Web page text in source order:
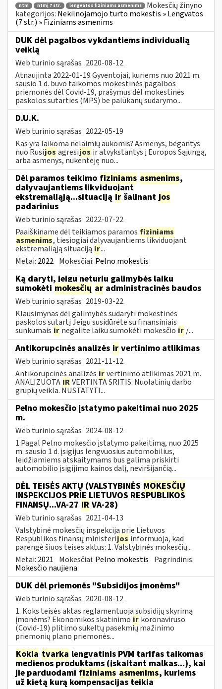
ntm ntmį 7 str. lengvatos fiziniams asmenims
Mokesčių žinyno
kategorijos: Nekilnojamojo turto mokestis » Lengvatos
(7 str.) » Fiziniams asmenims
DUK dėl pagalbos vykdantiems individualią
veiklą
Web turinio sąrašas 2020-08-12
Atnaujinta 2022-01-19 Gyventojai, kuriems nuo 2021 m.
sausio 1 d. buvo taikomos mokestinės pagalbos
priemonės dėl Covid-19, prašymus dėl mokestinės
paskolos sutarties (MPS) be palūkanų sudarymo...
D.U.K.
Web turinio sąrašas 2022-05-19
Kas yra laikoma nelaimių aukomis? Asmenys, bėgantys
nuo Rusijos agresijos ir atvykstantys į Europos Sąjungą,
arba asmenys, nukentėję nuo...
Dėl paramos teikimo fiziniams asmenims,
dalyvaujantiems likviduojant
ekstremaliąją...situaciją ir šalinant jos
padarinius
Web turinio sąrašas 2022-07-22
Paaiškiname dėl teikiamos paramos fiziniams
asmenims, tiesiogiai dalyvaujantiems likviduojant
ekstremaliąją situaciją ir...
Metai: 2022 Mokesčiai: Pelno mokestis
Ką daryti, jeigu neturiu galimybės laiku
sumokėti mokesčių ar administracinės baudos
Web turinio sąrašas 2019-03-22
Klausimynas dėl galimybės sudaryti mokestinės
paskolos sutartį Jeigu susidūrėte su finansiniais
sunkumais ir negalite laiku sumokėti mokesčio ir /...
Antikorupcinės analizės ir vertinimo atlikimas
Web turinio sąrašas 2021-11-12
Antikorupcinės analizės irvertinimo atlikimas 2021 m.
ANALIZUOTA IRVERTINTA SRITIS: Nuolatinių darbo
grupių veikla. NUSTATYTI...
Pelno mokesčio įstatymo pakeitimai nuo 2025
m.
Web turinio sąrašas 2024-08-12
1.Pagal Pelno mokesčio įstatymo pakeitimą, nuo 2025
m. sausio 1 d. įsigijus lengvuosius automobilius,
leidžiamiems atskaitymams bus galima priskirti
automobilio įsigijimo kainos dalį, neviršijančią...
DĖL TEISĖS AKTŲ (VALSTYBINĖS MOKESČIŲ
INSPEKCIJOS PRIE LIETUVOS RESPUBLIKOS
FINANSŲ...VA-27 IR VA-28)
Web turinio sąrašas 2021-04-13
Valstybinė mokesčių inspekcija prie Lietuvos
Respublikos finansų ministerijos informuoja, kad
parengė šiuos teisės aktus: 1. Valstybinės mokesčių...
Metai: 2021 Mokesčiai: Pelno mokestis Pagrindinis:
Mokesčio naujiena
DUK dėl priemonės "Subsidijos įmonėms"
Web turinio sąrašas 2020-08-12
1. Koks teisės aktas reglamentuoja subsidijų skyrimą
įmonėms? Ekonomikos skatinimo ir koronaviruso
(Covid-19) plitimo sukeltų pasekmių mažinimo
priemonių plano priemonės...
Kokia tvarka lengvatinis PVM tarifas taikomas
medienos produktams (įskaitant malkas...), kai
jie parduodami fiziniams asmenims, kuriems
už kietą kurą kompensacijas teikia